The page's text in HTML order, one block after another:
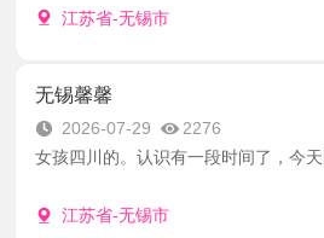
江苏省-无锡市
无锡馨馨
2026-07-29
2276
女孩四川的。认识有一段时间了，今
江苏省-无锡市